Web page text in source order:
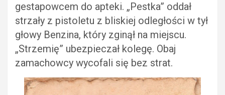
gestapowcem do apteki. „Pestka” oddał
strzały z pistoletu z bliskiej odległości w tył
głowy Benzina, który zginął na miejscu.
„Strzemię” ubezpieczał kolegę. Obaj
zamachowcy wycofali się bez strat.